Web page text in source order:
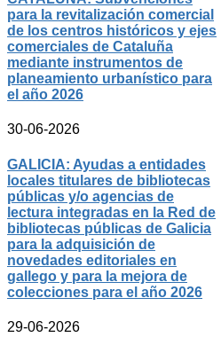
para la revitalización comercial
de los centros históricos y ejes
comerciales de Cataluña
mediante instrumentos de
planeamiento urbanístico para
el año 2026
30-06-2026
GALICIA: Ayudas a entidades
locales titulares de bibliotecas
públicas y/o agencias de
lectura integradas en la Red de
bibliotecas públicas de Galicia
para la adquisición de
novedades editoriales en
gallego y para la mejora de
colecciones para el año 2026
29-06-2026